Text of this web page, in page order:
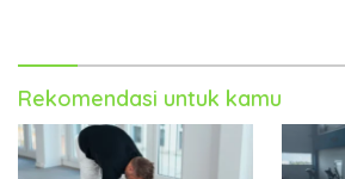
Rekomendasi untuk kamu